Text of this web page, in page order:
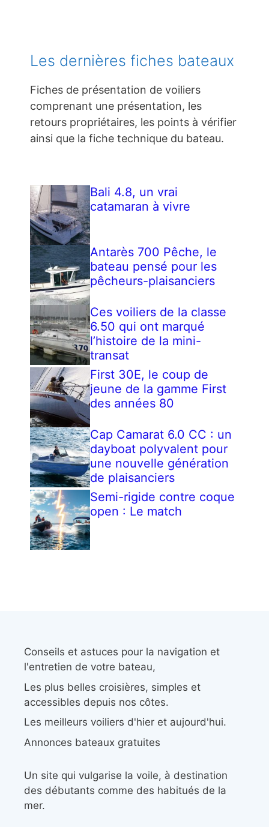
Les dernières fiches bateaux
Fiches de présentation de voiliers
comprenant une présentation, les
retours propriétaires, les points à vérifier
ainsi que la fiche technique du bateau.
Bali 4.8, un vrai
catamaran à vivre
Antarès 700 Pêche, le
bateau pensé pour les
pêcheurs-plaisanciers
Ces voiliers de la classe
6.50 qui ont marqué
l’histoire de la mini-
transat
First 30E, le coup de
jeune de la gamme First
des années 80
Cap Camarat 6.0 CC : un
dayboat polyvalent pour
une nouvelle génération
de plaisanciers
Semi-rigide contre coque
open : Le match
Conseils et astuces pour la navigation et
l'entretien de votre bateau,
Les plus belles croisières, simples et
accessibles depuis nos côtes.
Les meilleurs voiliers d'hier et aujourd'hui.
Annonces bateaux gratuites
Un site qui vulgarise la voile, à destination
des débutants comme des habitués de la
mer.